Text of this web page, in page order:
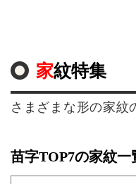
家紋特集
さまざまな形の家紋
苗字TOP7の家紋一